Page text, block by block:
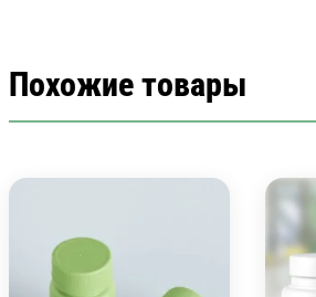
Похожие товары